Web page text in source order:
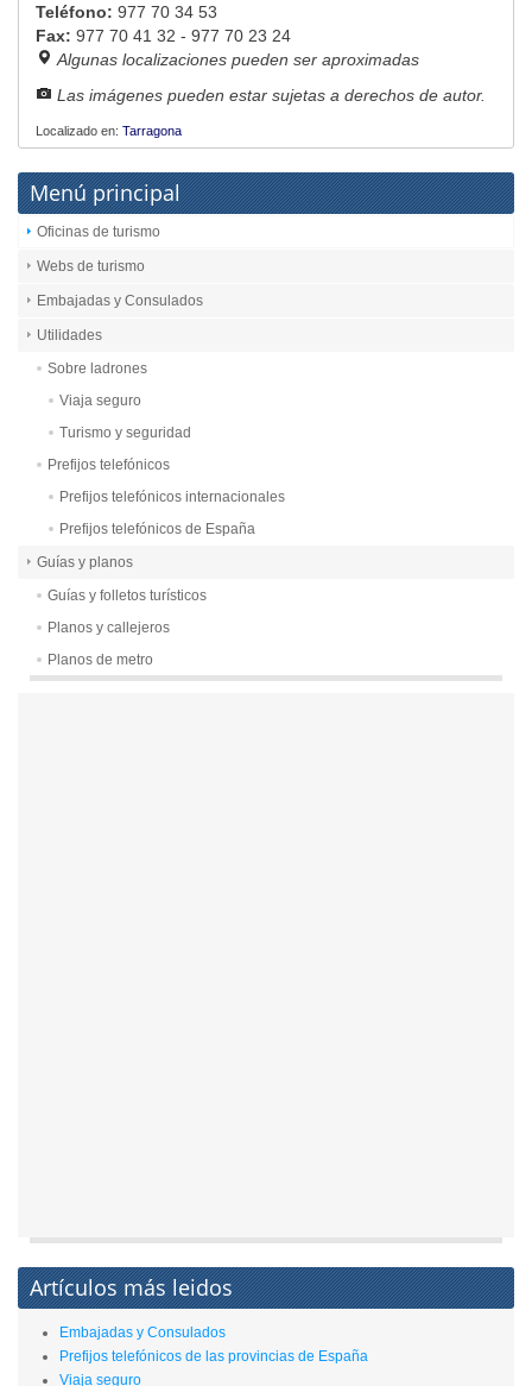
Teléfono: 977 70 34 53
Fax: 977 70 41 32 - 977 70 23 24
Algunas localizaciones pueden ser aproximadas
Las imágenes pueden estar sujetas a derechos de autor.
Localizado en: Tarragona
Menú principal
Oficinas de turismo
Webs de turismo
Embajadas y Consulados
Utilidades
Sobre ladrones
Viaja seguro
Turismo y seguridad
Prefijos telefónicos
Prefijos telefónicos internacionales
Prefijos telefónicos de España
Guías y planos
Guías y folletos turísticos
Planos y callejeros
Planos de metro
Artículos más leidos
Embajadas y Consulados
Prefijos telefónicos de las provincias de España
Viaja seguro